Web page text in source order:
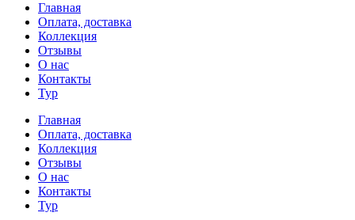
Главная
Оплата, доставка
Коллекция
Отзывы
О нас
Контакты
Тур
Главная
Оплата, доставка
Коллекция
Отзывы
О нас
Контакты
Тур